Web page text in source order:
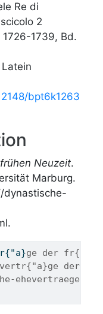
Re di
2
1726-1739, Bd.
Latein
bpt6k1263
Neuzeit.
Marburg.
dynastische-
{"a}ge der
der